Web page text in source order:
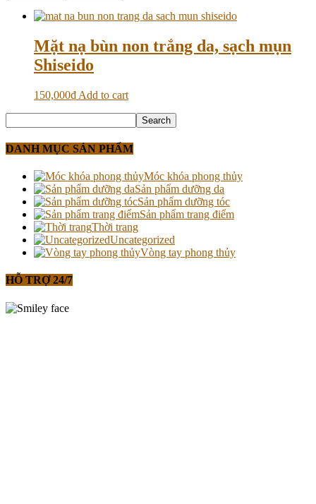
Mặt nạ bùn non trắng da, sạch mụn
Shiseido
150,000₫ Add to cart
DANH MỤC SẢN PHẨM
Móc khóa phong thủy
Sản phẩm dưỡng da
Sản phẩm dưỡng tóc
Sản phẩm trang điểm
Thời trang
Uncategorized
Vòng tay phong thủy
HỖ TRỢ 24/7